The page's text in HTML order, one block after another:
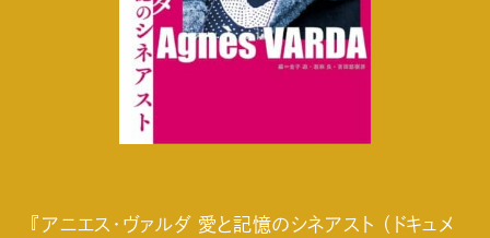
『アニエス・ヴァルダ 愛と記憶のシネアスト （ドキュメ